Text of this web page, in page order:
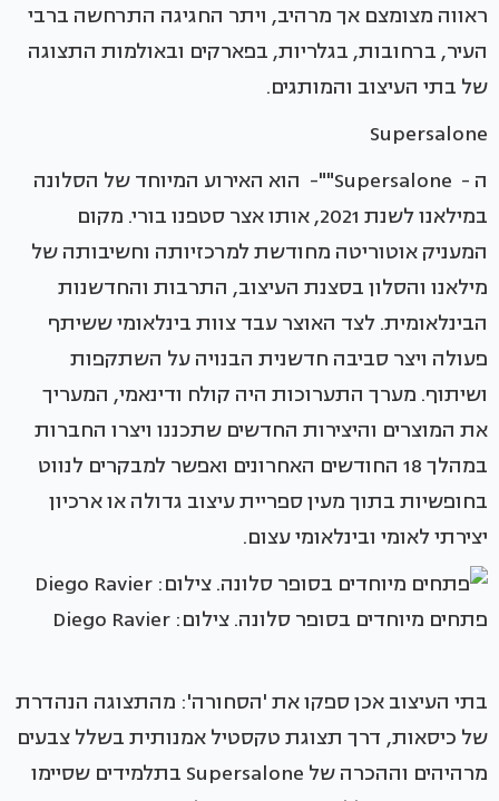
ראווה מצומצם אך מרהיב, ויתר החגיגה התרחשה ברבי
העיר, ברחובות, בגלריות, בפארקים ובאולמות התצוגה
של בתי העיצוב והמותגים.
Supersalone
ה - Supersalone""- הוא האירוע המיוחד של הסלונה
במילאנו לשנת 2021, אותו אצר סטפנו בורי. מקום
המעניק אוטוריטה מחודשת למרכזיותה וחשיבותה של
מילאנו והסלון בסצנת העיצוב, התרבות והחדשנות
הבינלאומית. לצד האוצר עבד צוות בינלאומי ששיתף
פעולה ויצר סביבה חדשנית הבנויה על השתקפות
ושיתוף. מערך התערוכות היה קולח ודינאמי, המעריך
את המוצרים והיצירות החדשים שתכננו ויצרו החברות
במהלך 18 החודשים האחרונים ואפשר למבקרים לנווט
בחופשיות בתוך מעין ספריית עיצוב גדולה או ארכיון
יצירתי לאומי ובינלאומי עצום.
פתחים מיוחדים בסופר סלונה. צילום: Diego Ravier
בתי העיצוב אכן ספקו את 'הסחורה': מהתצוגה הנהדרת
של כיסאות, דרך תצוגת טקסטיל אמנותית בשלל צבעים
מרהיהים וההכרה של Supersalone בתלמידים שסיימו